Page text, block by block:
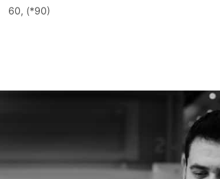
60, (*90)